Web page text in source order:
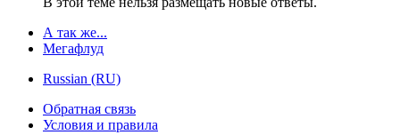
А так же...
Мегафлуд
Russian (RU)
Обратная связь
Условия и правила